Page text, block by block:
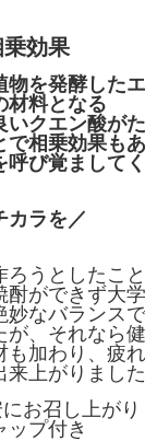
効果
を発酵した
材料となる
クエン酸が
相乗効果もあ
び覚ましてく
カラを／
うとしたこ
ができず大
妙なバランス
、それなら
も加わり、疲
上がりました
お召し上がり
プ付き